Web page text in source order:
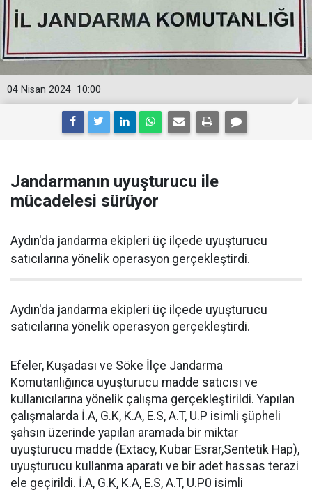
10:00
04 Nisan 2024
Jandarmanın uyuşturucu ile
mücadelesi sürüyor
Aydın'da jandarma ekipleri üç ilçede uyuşturucu
satıcılarına yönelik operasyon gerçekleştirdi.
Aydın'da jandarma ekipleri üç ilçede uyuşturucu
satıcılarına yönelik operasyon gerçekleştirdi.
Efeler, Kuşadası ve Söke İlçe Jandarma
Komutanlığınca uyuşturucu madde satıcısı ve
kullanıcılarına yönelik çalışma gerçekleştirildi. Yapılan
çalışmalarda İ.A, G.K, K.A, E.S, A.T, U.P isimli şüpheli
şahsın üzerinde yapılan aramada bir miktar
uyuşturucu madde (Extacy, Kubar Esrar,Sentetik Hap),
uyuşturucu kullanma aparatı ve bir adet hassas terazi
ele geçirildi. İ.A, G.K, K.A, E.S, A.T, U.P0 isimli